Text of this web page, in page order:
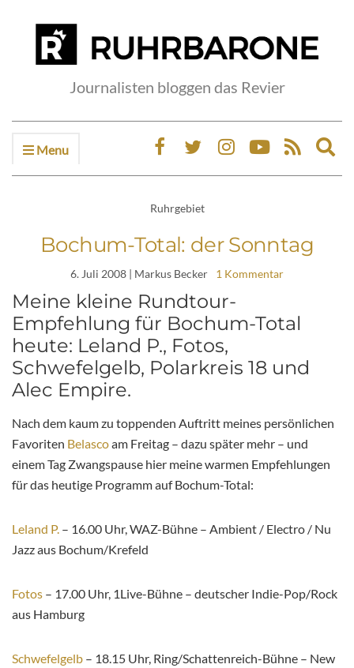
Journalisten bloggen das Revier
Menu
Ruhrgebiet
Bochum-Total: der Sonntag
6. Juli 2008 | Markus Becker 1 Kommentar
Meine kleine Rundtour-
Empfehlung für Bochum-Total
heute: Leland P., Fotos,
Schwefelgelb, Polarkreis 18 und
Alec Empire.
Nach dem kaum zu toppenden Auftritt meines persönlichen
Favoriten Belascoam Freitag – dazu später mehr – und
einem Tag Zwangspause hier meine warmen Empfehlungen
für das heutige Programm auf Bochum-Total:
Leland P. – 16.00 Uhr, WAZ-Bühne – Ambient / Electro / Nu
Jazz aus Bochum/Krefeld
Fotos – 17.00 Uhr, 1Live-Bühne – deutscher Indie-Pop/Rock
aus Hamburg
Schwefelgelb – 18.15 Uhr, Ring/Schattenreich-Bühne – New